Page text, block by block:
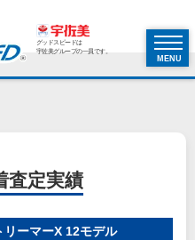
グッドスピードは
宇佐美グループの一員です。
MENU
査定実績
ーマーX 12モデル